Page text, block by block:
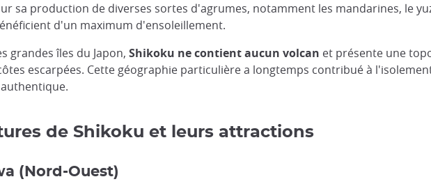
sa production de diverses sortes d'agrumes, notamment les mandarines, le
d'un maximum d'ensoleillement.
grandes îles du Japon, Shikoku ne contient aucun volcan et présente une
escarpées. Cette géographie particulière a longtemps contribué à
de Shikoku et leurs attractions
(Nord-Ouest)